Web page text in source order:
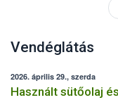
Vendéglátás
2026. április 29., szerda
Használt sütőolaj